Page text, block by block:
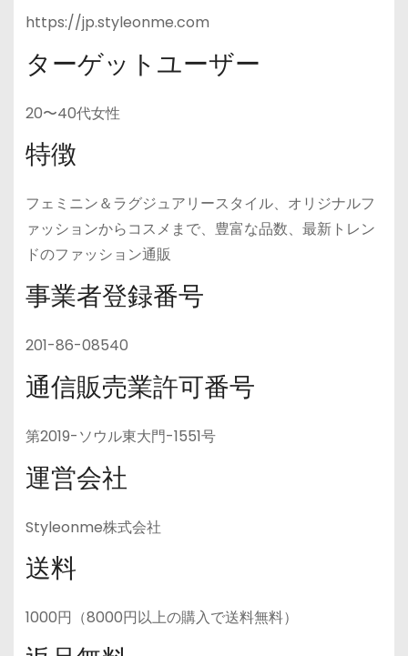
https://jp.styleonme.com
ターゲットユーザー
20〜40代女性
特徴
フェミニン＆ラグジュアリースタイル、オリジナルフ
ァッションからコスメまで、豊富な品数、最新トレン
ドのファッション通販
事業者登録番号
201-86-08540
通信販売業許可番号
第2019-ソウル東大門-1551号
運営会社
Styleonme株式会社
送料
1000円（8000円以上の購入で送料無料）